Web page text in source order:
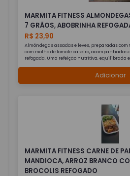
MARMITA FITNESS
7 GRÃOS, ABOBRINHA
R$ 23,90
Almôndegas assadas e leves, preparadas
com molho de tomate caseiro, acompanhadas
refogada. Uma refeição nutritiva, equilibrada
Adicionar
MARMITA FITNESS CARNE DE
MANDIOCA, ARROZ BRANCO
BROCOLIS REFOGADO